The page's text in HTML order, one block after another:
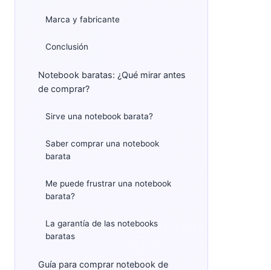
Marca y fabricante
Conclusión
Notebook baratas: ¿Qué mirar antes
de comprar?
Sirve una notebook barata?
Saber comprar una notebook
barata
Me puede frustrar una notebook
barata?
La garantía de las notebooks
baratas
Guía para comprar notebook de